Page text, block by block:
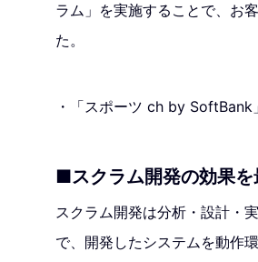
ラム」を実施することで、お
た。
・「スポーツ ch by SoftBank
■スクラム開発の効果を
スクラム開発は分析・設計・
で、開発したシステムを動作